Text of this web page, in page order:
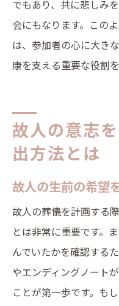
でもあり、共に悲しみ
会にもなります。この
は、参加者の心に大き
康を支える重要な役割を
故人の意志
出方法とは
故人の生前の希望
故人の葬儀を計画する
とは非常に重要です。
んでいたかを確認する
やエンディングノート
ことが第一歩です。も